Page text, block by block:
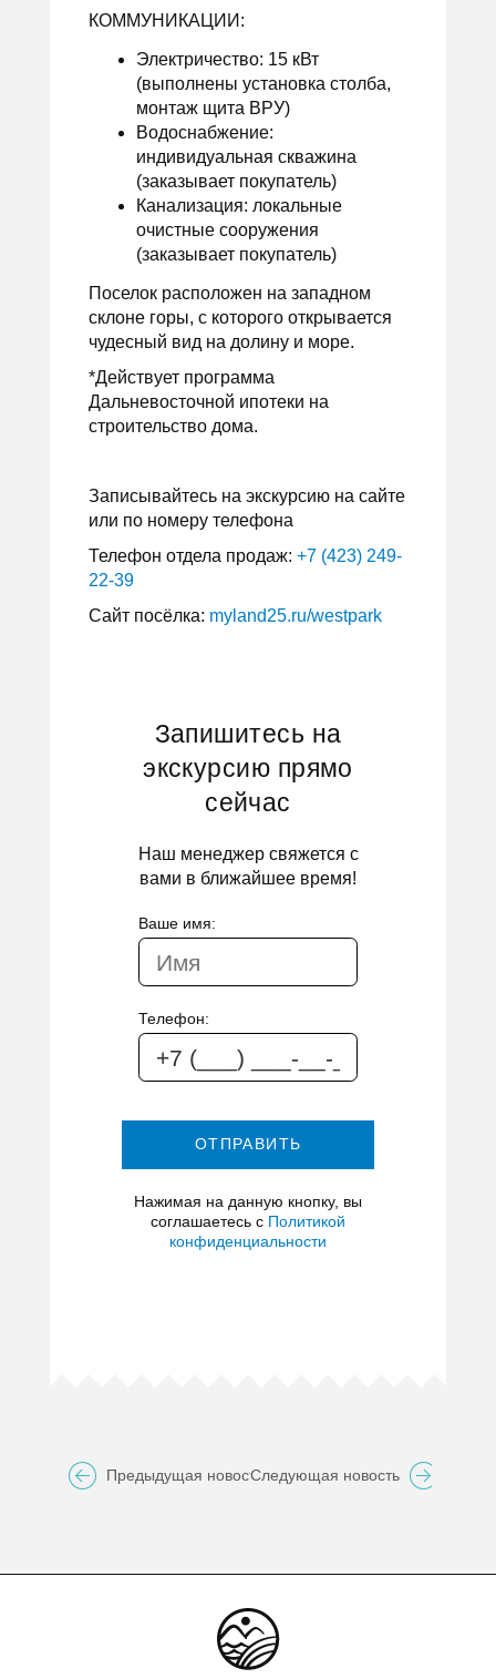
КОММУНИКАЦИИ:
Электричество: 15 кВт
(выполнены установка столба,
монтаж щита ВРУ)
Водоснабжение:
индивидуальная скважина
(заказывает покупатель)
Канализация: локальные
очистные сооружения
(заказывает покупатель)
Поселок расположен на западном
склоне горы, с которого открывается
чудесный вид на долину и море.
*Действует программа
Дальневосточной ипотеки на
строительство дома.
Записывайтесь на экскурсию на сайте
или по номеру телефона
Телефон отдела продаж: +7 (423) 249-
22-39
Сайт посёлка: myland25.ru/westpark ⠀
Запишитесь на
экскурсию прямо
сейчас
Наш менеджер свяжется с
вами в ближайшее время!
Ваше имя:
Телефон:
ОТПРАВИТЬ
Нажимая на данную кнопку, вы
соглашаетесь с Политикой
конфиденциальности
Предыдущая новостьСледующая новость